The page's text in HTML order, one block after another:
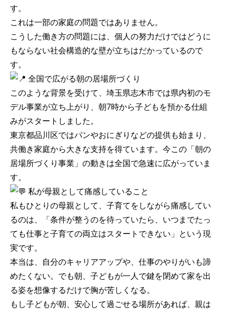
す。
これは一部の家庭の問題ではありません。
こうした働き方の問題には、個人の努力だけではどうに
もならない社会構造的な壁が立ちはだかっているので
す。
全国で広がる朝の居場所づくり
このような背景を受けて、埼玉県志木市では県内初のモ
デル事業が立ち上がり、朝7時から子どもを預かる仕組
みがスタートしました。
東京都品川区ではパンやおにぎりなどの提供も始まり、
共働き家庭から大きな支持を得ています。今この「朝の
居場所づくり事業」の動きは全国で急速に広がっていま
す。
私が母親として痛感していること
私もひとりの母親として、子育てをしながら痛感してい
るのは、「条件が整うのを待っていたら、いつまでたっ
ても仕事と子育ての両立はスタートできない」という現
実です。
本当は、自分のキャリアアップや、仕事のやりがいも諦
めたくない。でも朝、子どもが一人で鍵を閉めて家を出
る姿を想像するだけで胸が苦しくなる。
もし子どもが朝、安心して過ごせる場所があれば、親は